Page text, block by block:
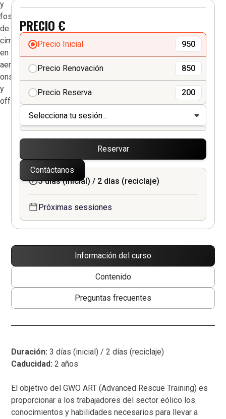
PRECIO €
Precio Inicial 950
Precio Renovación 850
Precio Reserva 200
Reservar
Contáctanos
3 días (inicial) / 2 días (reciclaje)
Próximas sessiones
Información del curso
Contenido
Preguntas frecuentes
Duración: 3 días (inicial) / 2 días (reciclaje)
Caducidad: 2 años
El objetivo del GWO ART (Advanced Rescue Training) es
proporcionar a los trabajadores del sector eólico los
conocimientos y habilidades necesarios para llevar a